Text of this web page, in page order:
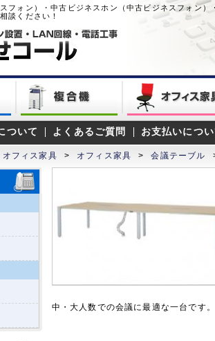
フォン）・中古ビジネスホン（中古ビジネスフォン
談ください！
ついて よくあるご質問 お支払いにつ
オフィス家具 > オフィス家具 > 会議テーブル
中・大人数での会議に最適な一台です